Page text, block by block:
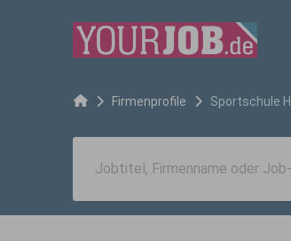
Firmenprofile Sportschule